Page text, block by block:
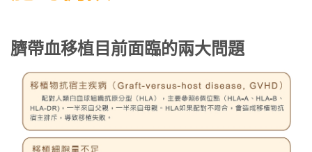
臍帶血移植目前面臨的兩大問題